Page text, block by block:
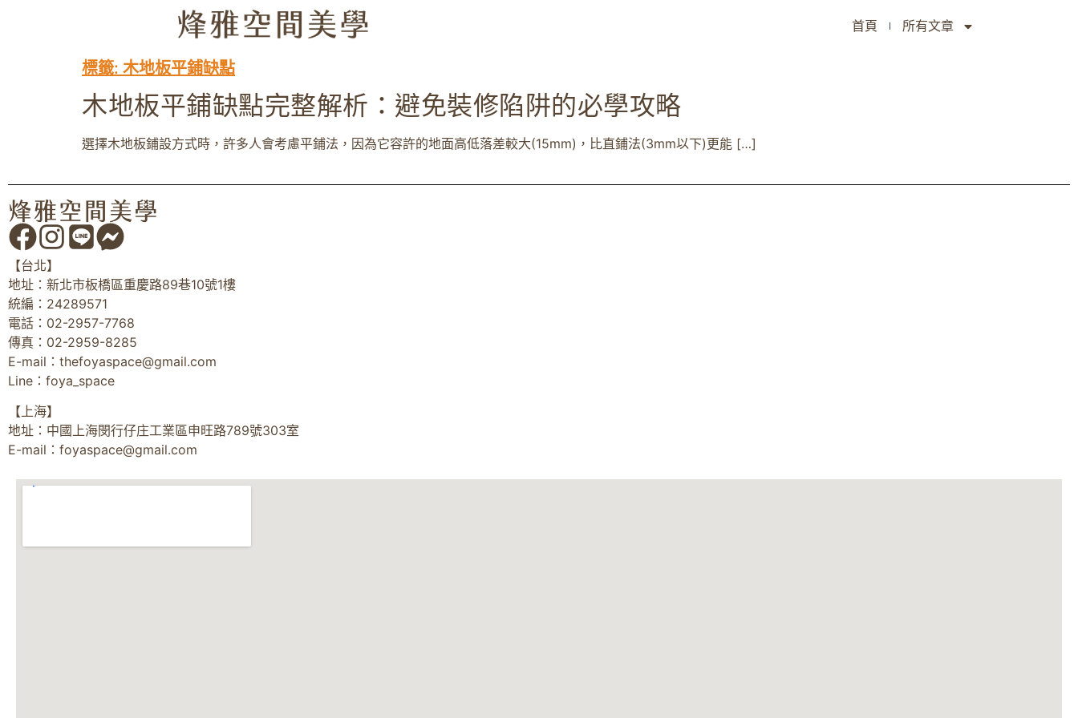
首頁 所有文章
標籤: 木地板平鋪缺點
木地板平鋪缺點完整解析：避免裝修陷阱的必學攻略
選擇木地板鋪設方式時，許多人會考慮平鋪法，因為它容許的地面高低落差較大(15mm)，比直鋪法(3mm以下)更能 […]
【台北】
地址：新北市板橋區重慶路89巷10號1樓
統編：24289571
電話：02-2957-7768
傳真：02-2959-8285
E-mail： thefoyaspace@gmail.com
Line：foya_space
【上海】
地址：中國上海閔行仔庄工業區申旺路789號303室
E-mail： foyaspace@gmail.com